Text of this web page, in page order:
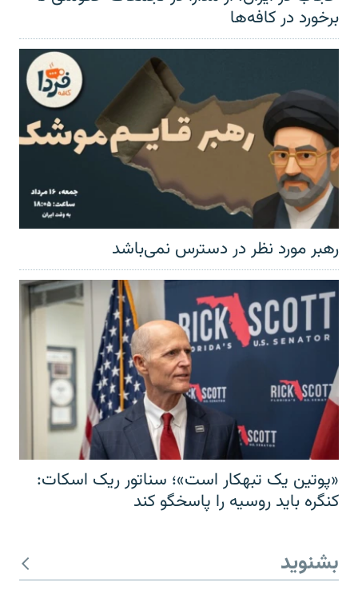
برخورد در کافه‌ها
رهبر مورد نظر در دسترس نمی‌باشد
«پوتین یک تبهکار است»؛ سناتور ریک اسکات:
کنگره باید روسیه را پاسخگو کند
بشنوید